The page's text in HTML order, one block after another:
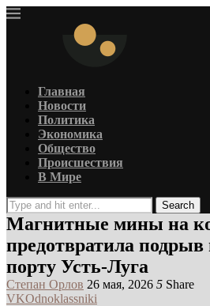
Главная
Новости
Политика
Экономика
Общество
Происшествия
В Мире
Search
Магнитные мины на
предотвратила подрыв
порту Усть-Луга
Степан Орлов 26 мая, 2026 5 Share
VKOdnoklassniki